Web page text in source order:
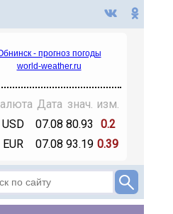
- прогноз погоды
world-weather.ru
Дата знач. изм.
USD 07.08 80.93
0.2
EUR 07.08 93.19 0.39